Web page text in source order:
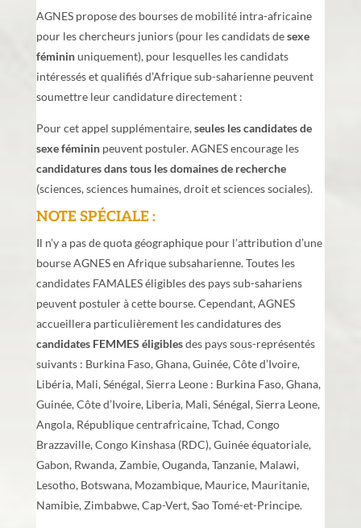
AGNES propose des bourses de mobilité intra-africaine
pour les chercheurs juniors (pour les candidats desexe
fémininuniquement), pour lesquelles les candidats
intéressés et qualifiés d’Afrique sub-saharienne peuvent
soumettre leur candidature directement :
Pour cet appel supplémentaire,seules les candidates de
sexe fémininpeuvent postuler. AGNES encourage les
candidaturesdans tous les domaines de recherche
(sciences, sciences humaines, droit et sciences sociales).
NOTE SPÉCIALE :
Il n’y a pas de quota géographique pour l’attribution d’une
bourse AGNES en Afrique subsaharienne. Toutes les
candidates FAMALES éligibles des pays sub-sahariens
peuvent postuler à cette bourse. Cependant, AGNES
accueillera particulièrement les candidatures des
candidates FEMMES éligiblesdes pays sous-représentés
suivants : Burkina Faso, Ghana, Guinée, Côte d’Ivoire,
Libéria, Mali, Sénégal, Sierra Leone : Burkina Faso, Ghana,
Guinée, Côte d’Ivoire, Liberia, Mali, Sénégal, Sierra Leone,
Angola, République centrafricaine, Tchad, Congo
Brazzaville, Congo Kinshasa (RDC), Guinée équatoriale,
Gabon, Rwanda, Zambie, Ouganda, Tanzanie, Malawi,
Lesotho, Botswana, Mozambique, Maurice, Mauritanie,
Namibie, Zimbabwe, Cap-Vert, Sao Tomé-et-Principe.